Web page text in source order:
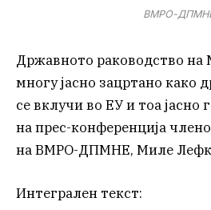
ВМРО-
Државното раководство на
многу јасно зацртано како
се вклучи во ЕУ и тоа јасно
на прес-конференција
на ВМРО-ДПМНЕ, Миле
Интегрален текст: